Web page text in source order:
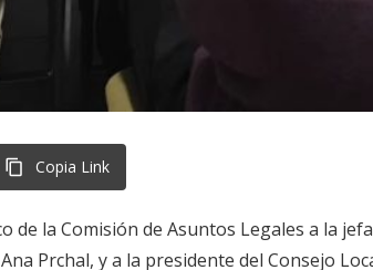
Copia Link
de la Comisión de Asuntos Legales a la jefa
Prchal, y a la presidente del Consejo